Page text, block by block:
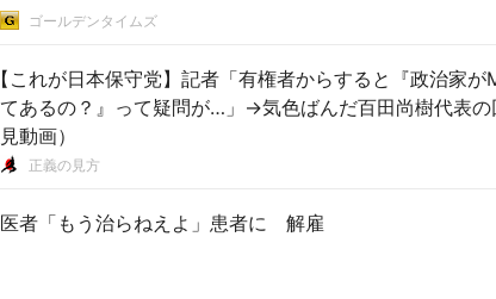
ゴールデンタイムズ
【これが日本保守党】記者「有権者からすると『政治家が
てあるの？』って疑問が…」→気色ばんだ百田尚樹代表の
見動画）
正義の見方
医者「もう治らねえよ」患者に 解雇